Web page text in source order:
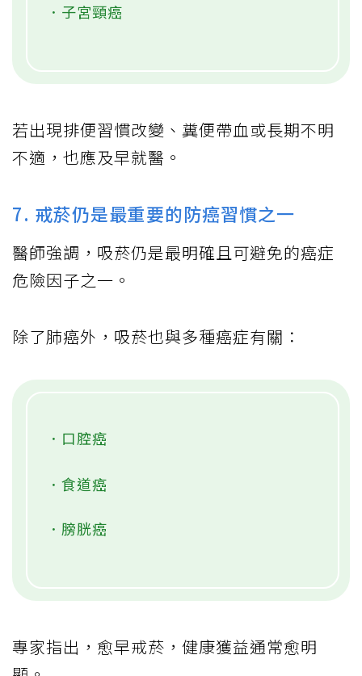
．子宮頸癌
若出現排便習慣改變、糞便帶血或長期不明
不適，也應及早就醫。
7. 戒菸仍是最重要的防癌習慣之一
醫師強調，吸菸仍是最明確且可避免的癌症
危險因子之一。
除了肺癌外，吸菸也與多種癌症有關：
．口腔癌
．食道癌
．膀胱癌
專家指出，愈早戒菸，健康獲益通常愈明